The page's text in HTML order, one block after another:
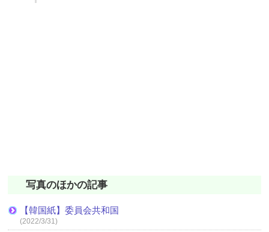
写真のほかの記事
【韓国紙】委員会共和国
(2022/3/31)